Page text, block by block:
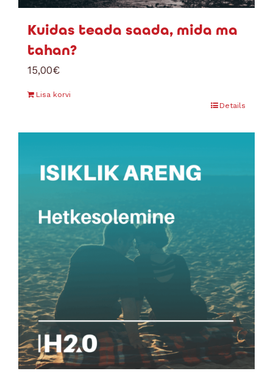
Kuidas teada saada, mida ma
tahan?
15,00€
Lisa korvi
Details